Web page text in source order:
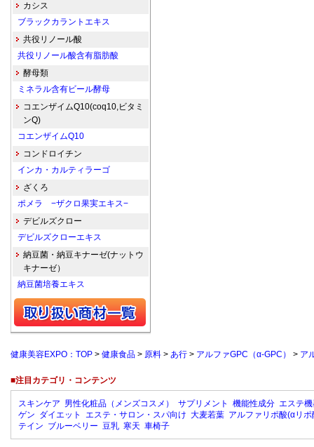
カシス
ブラックカラントエキス
共役リノール酸
共役リノール酸含有脂肪酸
酵母類
ミネラル含有ビール酵母
コエンザイムQ10(coq10,ビタミ
ンQ)
コエンザイムQ10
コンドロイチン
インカ・カルティラーゴ
ざくろ
ポメラ −ザクロ果実エキス−
デビルズクロー
デビルズクローエキス
納豆菌・納豆キナーゼ(ナットウ
キナーゼ）
納豆菌培養エキス
健康美容EXPO：TOP > 健康食品 > 原料 > あ行 > アルファGPC（α-GPC） > ア
■注目カテゴリ・コンテンツ
スキンケア 男性化粧品（メンズコスメ） サプリメント 機能性成分 エステ
ゲン ダイエット エステ・サロン・スパ向け 大麦若葉 アルファリポ酸(αリポ
テイン ブルーベリー 豆乳 寒天 車椅子